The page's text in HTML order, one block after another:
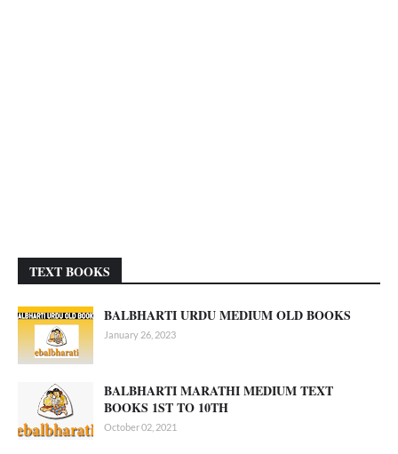
TEXT BOOKS
BALBHARTI URDU MEDIUM OLD BOOKS
January 26, 2023
BALBHARTI MARATHI MEDIUM TEXT
BOOKS 1ST TO 10TH
October 02, 2021